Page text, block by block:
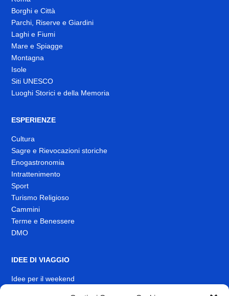
Borghi e Città
Parchi, Riserve e Giardini
Laghi e Fiumi
Mare e Spiagge
Montagna
Isole
Siti UNESCO
Luoghi Storici e della Memoria
ESPERIENZE
Cultura
Sagre e Rievocazioni storiche
Enogastronomia
Intrattenimento
Sport
Turismo Religioso
Cammini
Terme e Benessere
DMO
IDEE DI VIAGGIO
Idee per il weekend